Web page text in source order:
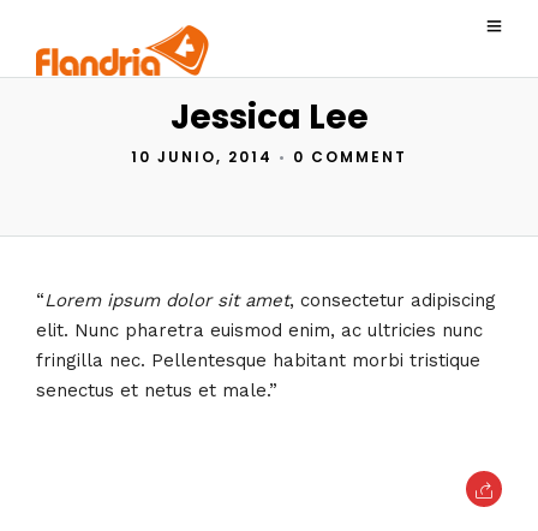
Jessica Lee
10 JUNIO, 2014 • 0 COMMENT
“Lorem ipsum dolor sit amet, consectetur adipiscing
elit. Nunc pharetra euismod enim, ac ultricies nunc
fringilla nec. Pellentesque habitant morbi tristique
senectus et netus et male.”